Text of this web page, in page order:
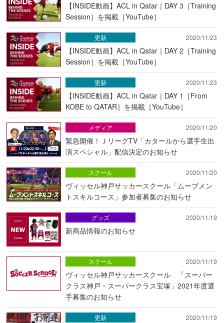
【INSIDE動画】ACL in Qatar｜DAY 3［Training
Session］を掲載［YouTube］
2020/11/23
【INSIDE動画】ACL in Qatar｜DAY 2［Training
Session］を掲載［YouTube］
更新
2020/11/23
【INSIDE動画】ACL in Qatar｜DAY 1［From
KOBE to QATAR］を掲載［YouTube］
更新
2020/11/20
緊急開催！ＪリーグTV「カタールから選手生出
演スペシャル」配信決定のお知らせ
メディア
2020/11/20
ヴィッセル神戸サッカースクール「ムーブメン
トスキルコース」参加者募集のお知らせ
スクール
2020/11/19
新商品情報のお知らせ
グッズ
2020/11/19
ヴィッセル神戸サッカースクール 「スーパー
クラス神戸・スーパークラス宝塚」2021年度選
手募集のお知らせ
スクール
2020/11/19
更新